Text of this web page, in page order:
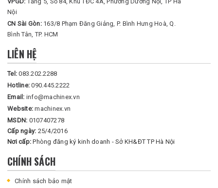
Nội
CN Sài Gòn: 163/8 Phạm Đăng Giảng, P. Bình Hưng Hoà, Q.
Bình Tân, TP. HCM
LIÊN HỆ
Tel:083.202.2288
Hotline:090.445.2222
Email: info@machinex.vn
Website:machinex.vn
MSDN: 0107407278
Cấp ngày: 25/4/2016
Nơi cấp:Phòng đăng ký kinh doanh - Sở KH&ĐT TP Hà Nội
CHÍNH SÁCH
Chính sách bảo mật